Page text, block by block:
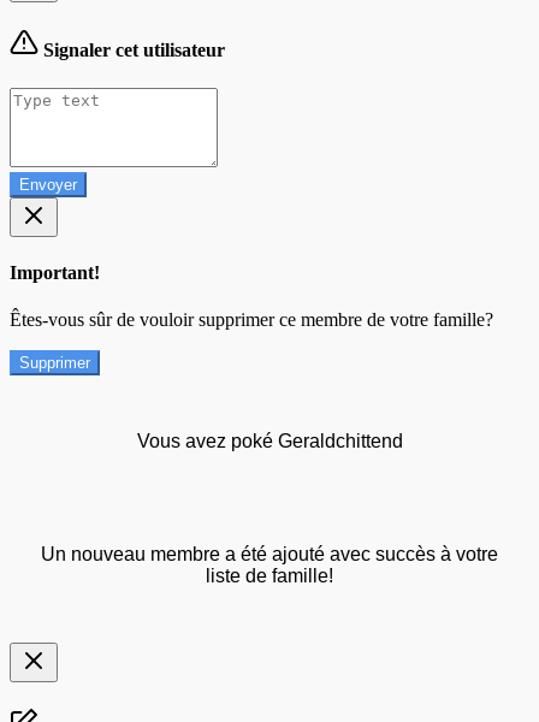
Signaler cet utilisateur
Envoyer
Important!
Êtes-vous sûr de vouloir supprimer ce membre de votre famille?
Supprimer
Vous avez poké Geraldchittend
Un nouveau membre a été ajouté avec succès à votre
liste de famille!